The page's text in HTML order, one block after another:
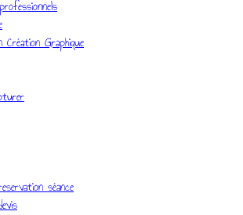
Création Graphique
séance